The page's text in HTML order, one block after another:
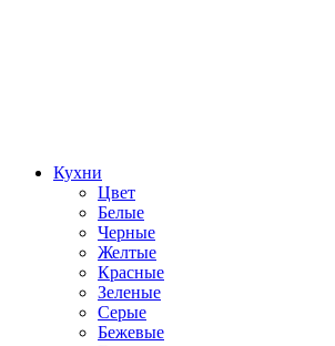
Кухни
Цвет
Белые
Черные
Желтые
Красные
Зеленые
Серые
Бежевые